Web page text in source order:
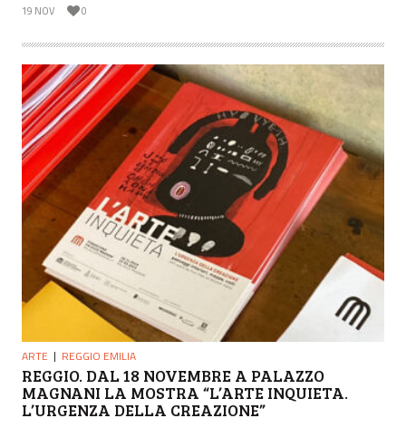
19 NOV 0
ARTE REGGIO EMILIA
REGGIO. DAL 18 NOVEMBRE A PALAZZO
MAGNANI LA MOSTRA “L’ARTE INQUIETA.
L’URGENZA DELLA CREAZIONE”